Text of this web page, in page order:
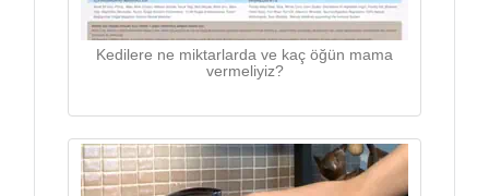
Kedilere ne miktarlarda ve kaç öğün mama
vermeliyiz?